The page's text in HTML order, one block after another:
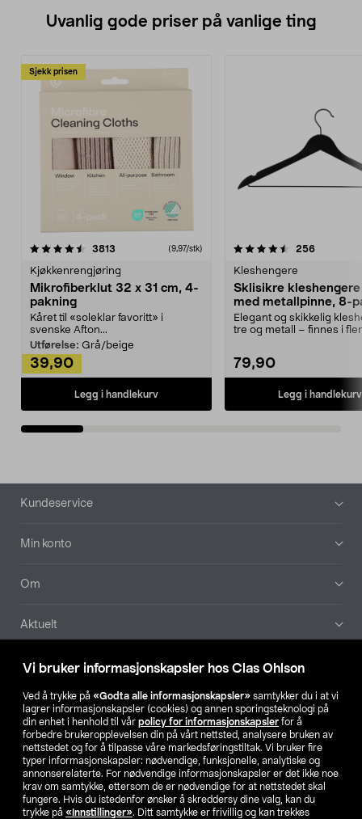
Vi bruker informasjonskapsler hos Clas Ohlson
Ved å trykke på «Godta alle informasjonskapsler» samtykker du i at vi
lagrer informasjonskapsler (cookies) og annen sporingsteknologi på
din enhet i henhold til vår policy for informasjonskapsler for å
forbedre brukeropplevelsen din på vårt nettsted, analysere bruken av
nettstedet og for å tilpasse våre markedsføringstiltak. Vi bruker fire
typer informasjonskapsler: nødvendige, funksjonelle, analytiske og
annonserelaterte. For nødvendige informasjonskapsler er det ikke noe
krav om samtykke, ettersom de er nødvendige for at nettstedet skal
fungere. Hvis du istedenfor ønsker å skreddersy dine valg, kan du
trykke på «Innstillinger». Ditt samtykke er frivillig og kan trekkes
Uvanlig gode priser på vanlige ting
Sjekk prisen
3813 anmeldelser(9,97/stk)
Kjøkkenrengjøring
Mikrofiberklut 32 x 31 cm, 4-
pakning
Kåret til «soleklar favoritt» i
svenske Afton...
Utførelse: Grå/beige
39,90
Legg i handlekurv
4.5av 5 stjerner 256
Kleshengere
Sklisikre
med metallpinne, 8-
Elegant og skikkelig
tre og metall – finnes i
79,90
Legg i handlekurv
4.5av 5 stjerner
Bunntekst
Kundeservice
Min konto
Om
Aktuelt
Våre selskaper
Finn din butikk
SE NO FI